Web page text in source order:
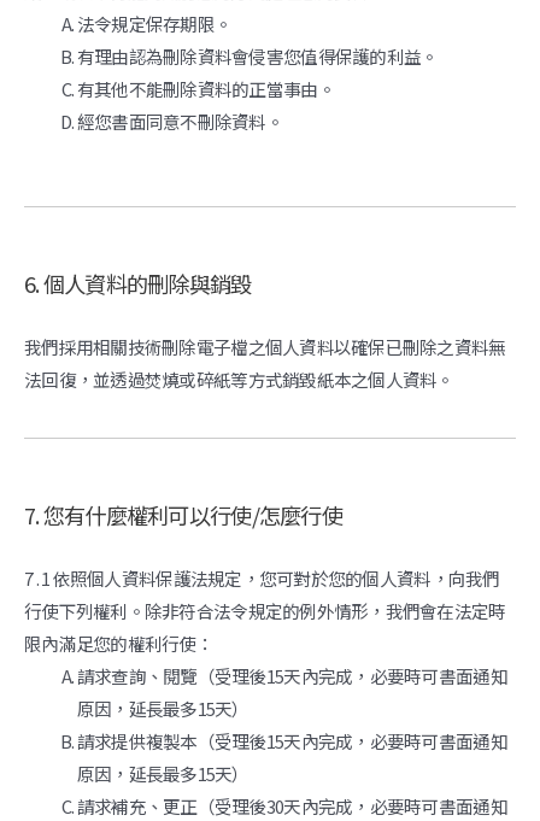
法令規定保存期限。
有理由認為刪除資料會侵害您值得保護的利益。
有其他不能刪除資料的正當事由。
經您書面同意不刪除資料。
6. 個人資料的刪除與銷毀
我們採用相關技術刪除電子檔之個人資料以確保已刪除之資料無
法回復，並透過焚燒或碎紙等方式銷毀紙本之個人資料。
7. 您有什麼權利可以行使/怎麼行使
7 . 1 依照個人資料保護法規定，您可對於您的個人資料，向我們
行使下列權利。除非符合法令規定的例外情形，我們會在法定時
限內滿足您的權利行使：
請求查詢、閱覽（受理後15天內完成，必要時可書面通知
原因，延長最多15天）
請求提供複製本（受理後15天內完成，必要時可書面通知
原因，延長最多15天）
請求補充、更正（受理後30天內完成，必要時可書面通知